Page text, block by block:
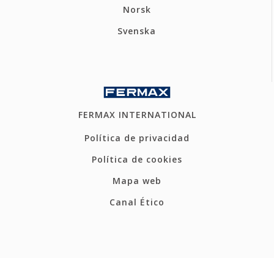
Norsk
Svenska
FERMAX INTERNATIONAL
Política de privacidad
Política de cookies
Mapa web
Canal Ético